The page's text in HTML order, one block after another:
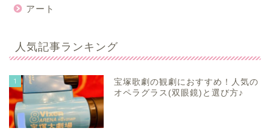
アート
人気記事ランキング
1
宝塚歌劇の観劇におすすめ！人気の
オペラグラス(双眼鏡)と選び方♪